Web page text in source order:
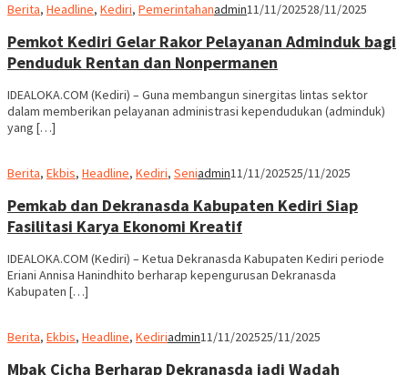
Berita, Headline, Kediri, Pemerintahanadmin11/11/202528/11/2025
Pemkot Kediri Gelar Rakor Pelayanan Adminduk bagi
Penduduk Rentan dan Nonpermanen
IDEALOKA.COM (Kediri) – Guna membangun sinergitas lintas sektor
dalam memberikan pelayanan administrasi kependudukan (adminduk)
yang […]
Berita, Ekbis, Headline, Kediri, Seniadmin11/11/202525/11/2025
Pemkab dan Dekranasda Kabupaten Kediri Siap
Fasilitasi Karya Ekonomi Kreatif
IDEALOKA.COM (Kediri) – Ketua Dekranasda Kabupaten Kediri periode
Eriani Annisa Hanindhito berharap kepengurusan Dekranasda
Kabupaten […]
Berita, Ekbis, Headline, Kediriadmin11/11/202525/11/2025
Mbak Cicha Berharap Dekranasda jadi Wadah